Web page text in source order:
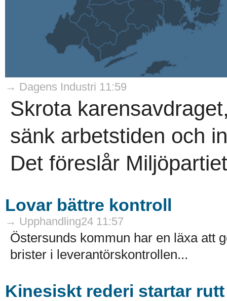
→ Dagens Industri 11:59
Skrota
sänk arbetstiden och
Det föreslår
Lovar bättre kontroll
→ Upphandling24 11:57
Östersunds kommun har en läxa att
brister i leverantörskontrollen...
Kinesiskt rederi startar